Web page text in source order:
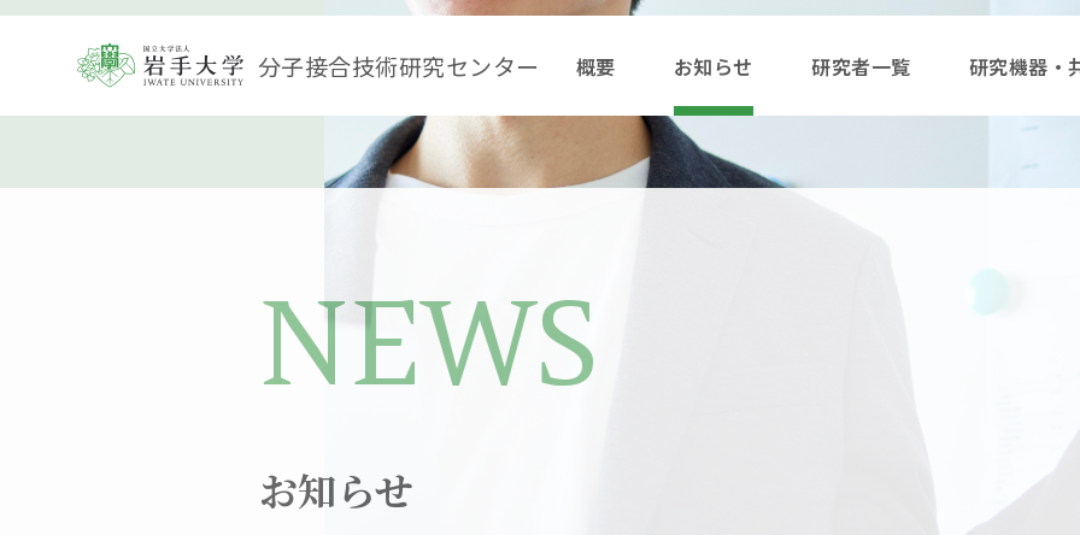
分子接合技術研究センター 概要 お知らせ 研究者一覧 研究機器・
NEWS
お知らせ